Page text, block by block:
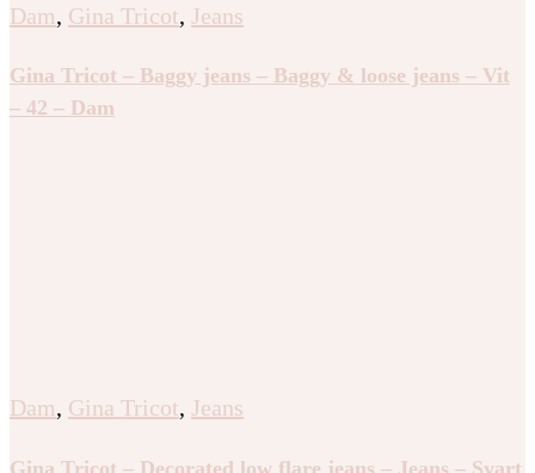
Dam, Gina Tricot, Jeans
Gina Tricot – Baggy jeans – Baggy & loose jeans – Vit
– 42 – Dam
Dam, Gina Tricot, Jeans
Gina Tricot – Decorated low flare jeans – Jeans – Svart